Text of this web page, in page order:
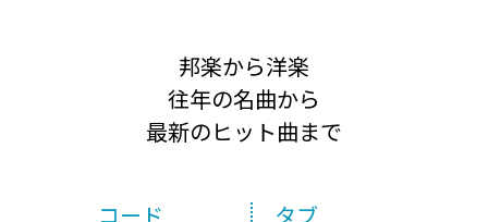
邦楽から洋楽
往年の名曲から
最新のヒット曲まで
コード タブ